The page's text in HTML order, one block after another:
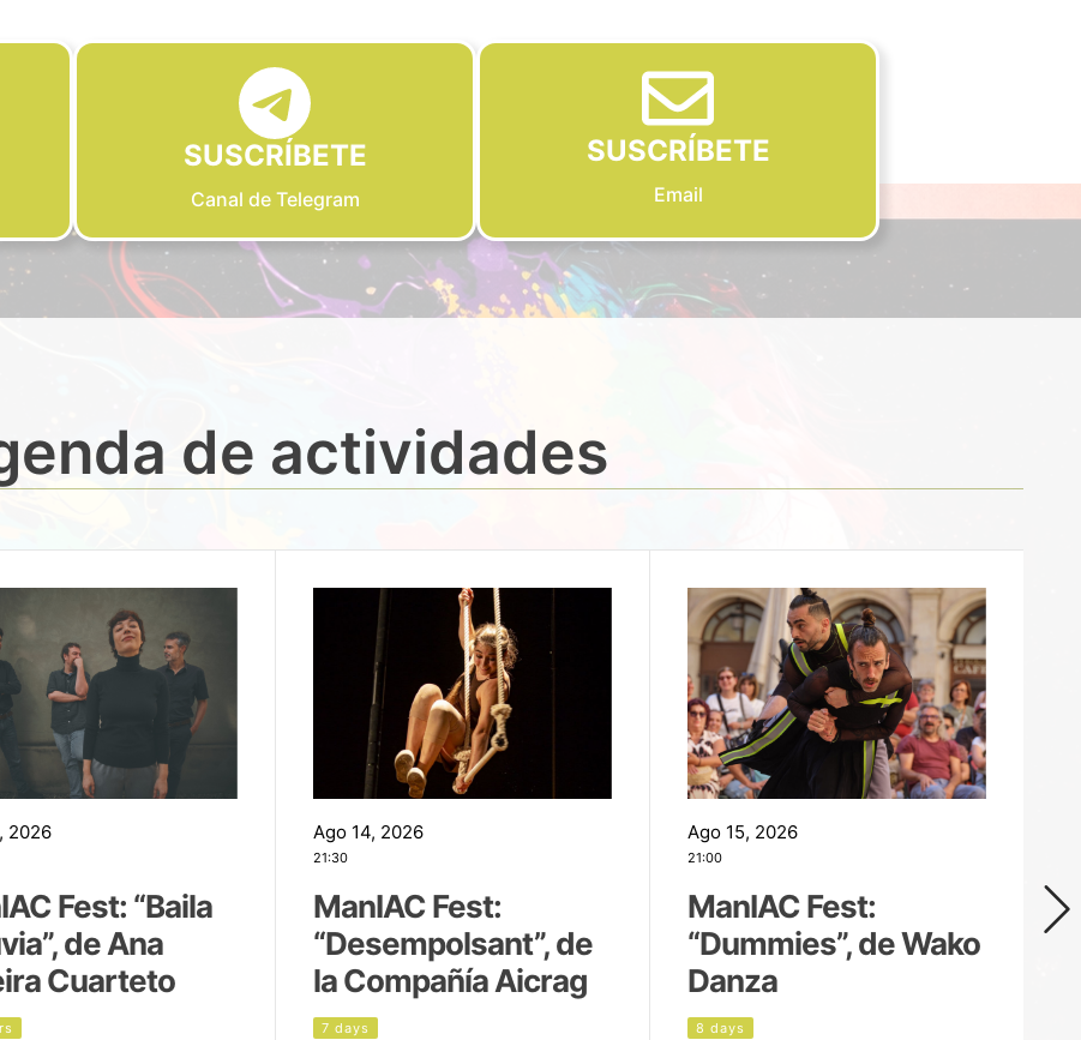
SUSCRÍBETE
Canal de Telegram
SUSCRÍBETE
Email
de actividades
2026
Fest: “Baila
de Ana
Cuarteto
Ago 14, 2026
21:30
ManIAC Fest:
“Desempolsant”, de
la Compañía Aicrag
7 days
Ago 15, 2026
21:00
ManIAC Fest:
“Dummies”, de Wako
Danza
8 days